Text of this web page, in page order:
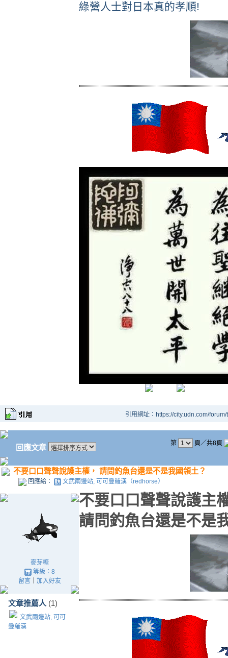
綠營人士對日本真的孝順!
引用網址：https://city.udn.com/
回應文章 第 頁／共8頁
不要口口聲聲說護主權， 請問釣魚台還是不是我國領土？
回應給： 文武兩邊站, 可可疊羅漢（redhorse）
麥芽糖
等級：8
留言｜ 加入好友
文章推薦人 (1)
文武兩邊站, 可可
疊羅漢
不要口口聲聲說護主
請問釣魚台還是不是